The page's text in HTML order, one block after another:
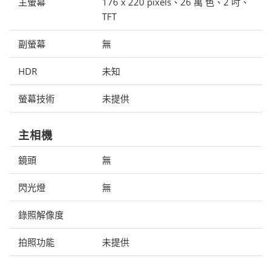
TFT
副螢幕 無
HDR 未知
螢幕技術 未提供
主相機
鏡頭 無
閃光燈 無
錄照解像度
拍照功能 未提供